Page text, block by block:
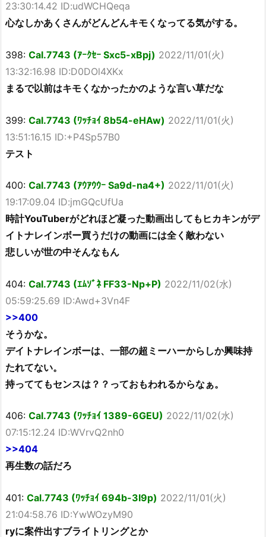
23:30:14.42 ID:udWCHQeqa
心なしかあくさんがどんどんキモくなってる気がする。
398: Cal.7743 (ｱｰｸｾｰ Sxc5-xBpj) 2022/11/01(火)
13:32:16.98 ID:D0DOl4XKx
まるで以前はキモくなかったかのような言い草だな
399: Cal.7743 (ﾜｯﾁｮｲ 8b54-eHAw) 2022/11/01(火)
13:51:16.15 ID:+P4Sp57B0
テスト
400: Cal.7743 (ｱｳｱｳｳｰ Sa9d-na4+) 2022/11/01(火)
19:17:09.04 ID:jmGQcUfUa
時計YouTuberがどれほど凝った動画出してもヒカキンがデ
イトナレインボー買うだけの動画には全く敵わない
悲しいが世の中そんなもん
404: Cal.7743 (ｴﾑｿﾞﾈ FF33-Np+P) 2022/11/02(水)
05:59:25.69 ID:Awd+3Vn4F
>>400
そうかな。
デイトナレインボーは、一部の超ミーハーからしか興味持
たれてない。
持っててもセンスは？？っておもわれるからなぁ。
406: Cal.7743 (ﾜｯﾁｮｲ 1389-6GEU) 2022/11/02(水)
07:15:12.24 ID:WVrvQ2nh0
>>404
再生数の話だろ
401: Cal.7743 (ﾜｯﾁｮｲ 694b-3I9p) 2022/11/01(火)
21:04:58.76 ID:YwWOzyM90
ryに案件出すブライトリングとか